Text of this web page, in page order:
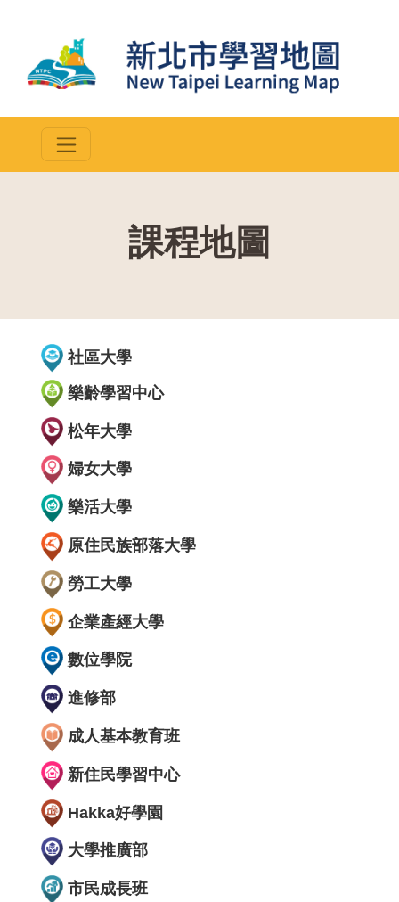
課程地圖
社區大學
樂齡學習中心
松年大學
婦女大學
樂活大學
原住民族部落大學
勞工大學
企業產經大學
數位學院
進修部
成人基本教育班
新住民學習中心
Hakka好學園
大學推廣部
市民成長班